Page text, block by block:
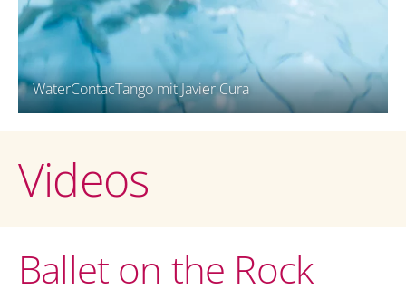
WaterContacTango mit Javier Cura
Videos
Ballet on the Rock